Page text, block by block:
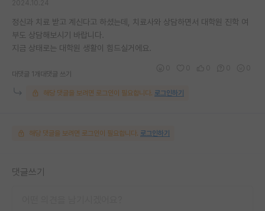
정신과 치료 받고 계신다고 하셨는데, 치료사와 상담하면서 대학원 진학 여
부도 상담해보시기 바랍니다.
지금 상태로는 대학원 생활이 힘드실거에요.
대댓글 1개 대댓글 쓰기
해당 댓글을 보려면 로그인이 필요합니다. 로그인하기
해당 댓글을 보려면 로그인이 필요합니다. 로그인하기
댓글쓰기